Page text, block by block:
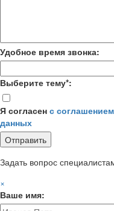
Удобное время звонка:
Выберите тему*:
Я согласен с
данных
Задать вопрос
×
Ваше имя: